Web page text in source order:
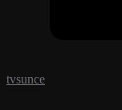
tvsunce